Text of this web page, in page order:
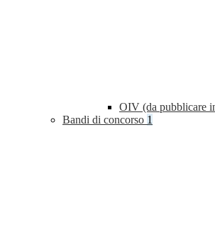
OIV (da pubblicare
Bandi di concorso 1